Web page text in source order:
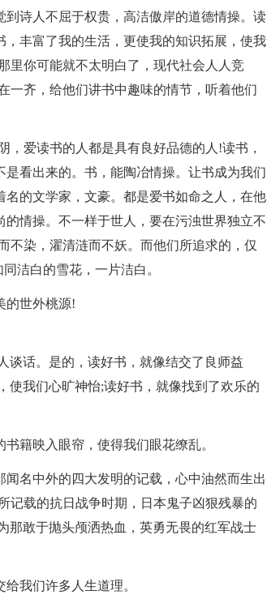
诗人不屈于权贵，高洁傲岸的道德情操。读
丰富了我的生活，更使我的知识拓展，使我
里你可能就不太明白了，现代社会人人竞
一齐，给他们讲书中趣味的情节，听着他们
，爱读书的人都是具有良好品德的人!读书，
看出来的。书，能陶冶情操。让书成为我们
的文学家，文豪。都是爱书如命之人，在他
情操。不一样于世人，要在污浊世界独立不
不染，濯清涟而不妖。而他们所追求的，仅
洁白的雪花，一片洁白。
的世外桃源!
谈话。是的，读好书，就像结交了良师益
使我们心旷神怡;读好书，就像找到了欢乐的
籍映入眼帘，使得我们眼花缭乱。
名中外的四大发明的记载，心中油然而生出
记载的抗日战争时期，日本鬼子凶狠残暴的
那敢于抛头颅洒热血，英勇无畏的红军战士
我们许多人生道理。